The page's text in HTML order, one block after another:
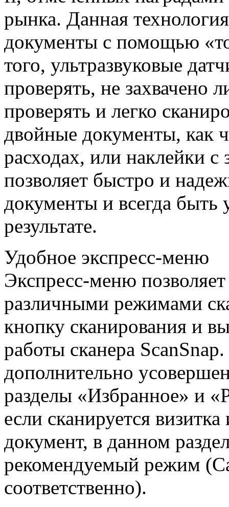
рынка. Данная
документы с помощью
того, ультразвуковые
проверять, не захвачено
проверять и легко
двойные документы, как
расходах, или наклейки
позволяет быстро и
документы и всегда
результате.
Удобное экспресс-меню
Экспресс-меню
различными режимами
кнопку сканирования и
работы сканера
дополнительно
разделы «Избранное» и
если сканируется
документ, в данном
рекомендуемый режим
соответственно).